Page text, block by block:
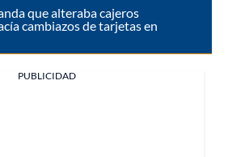
que alteraba cajeros
cambiazos de tarjetas en
PUBLICIDAD